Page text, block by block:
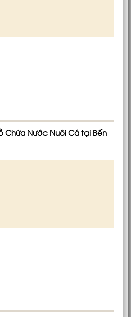
Chứa Nước Nuôi Cá tại Bến